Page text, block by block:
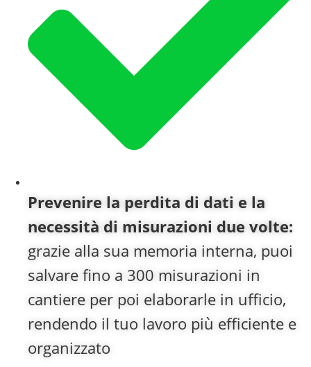
Prevenire la perdita di dati e la
necessità di misurazioni due volte:
grazie alla sua memoria interna, puoi
salvare fino a 300 misurazioni in
cantiere per poi elaborarle in ufficio,
rendendo il tuo lavoro più efficiente e
organizzato